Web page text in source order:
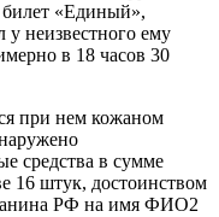
«Единый»,
неизвестного ему
в 18 часов 30
при нем кожаном
средства в сумме
16 штук, достоинством
РФ на имя ФИО2